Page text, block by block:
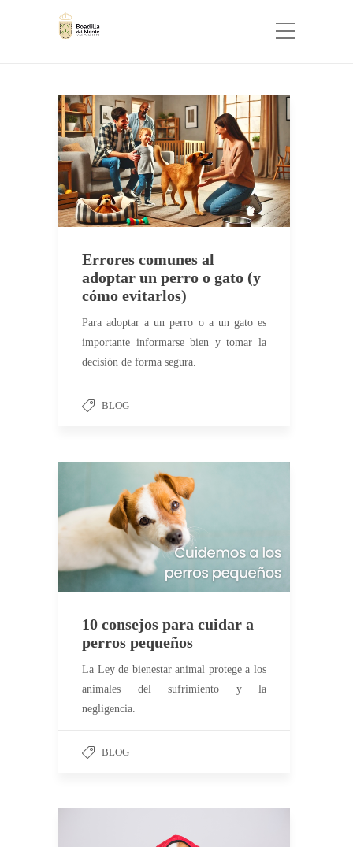
Errores comunes al
adoptar un perro o gato (y
cómo evitarlos)
Para adoptar a un perro o a un gato es
importante informarse bien y tomar la
decisión de forma segura.
BLOG
10 consejos para cuidar a
perros pequeños
La Ley de bienestar animal protege a los
animales del sufrimiento y la
negligencia.
BLOG